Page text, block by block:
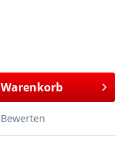
Warenkorb
Bewerten